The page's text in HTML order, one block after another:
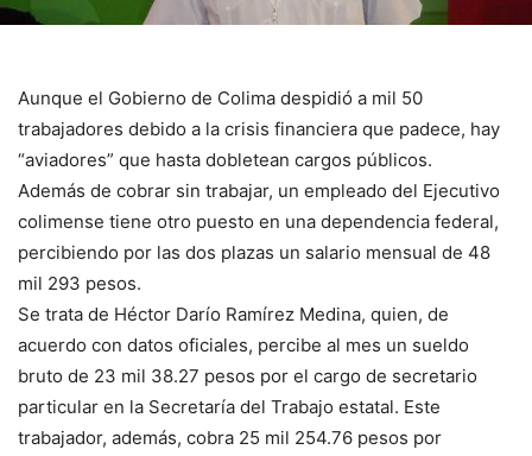
Aunque el Gobierno de Colima despidió a mil 50
trabajadores debido a la crisis financiera que padece, hay
“aviadores” que hasta dobletean cargos públicos.
Además de cobrar sin trabajar, un empleado del Ejecutivo
colimense tiene otro puesto en una dependencia federal,
percibiendo por las dos plazas un salario mensual de 48
mil 293 pesos.
Se trata de Héctor Darío Ramírez Medina, quien, de
acuerdo con datos oficiales, percibe al mes un sueldo
bruto de 23 mil 38.27 pesos por el cargo de secretario
particular en la Secretaría del Trabajo estatal. Este
trabajador, además, cobra 25 mil 254.76 pesos por